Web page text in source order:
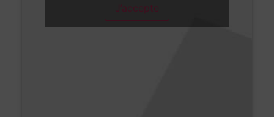
J’accepte